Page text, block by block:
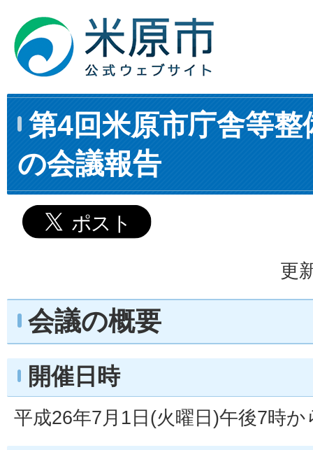
第4回米原市庁舎等整
の会議報告
更
会議の概要
開催日時
平成26年7月1日(火曜日)午後7時